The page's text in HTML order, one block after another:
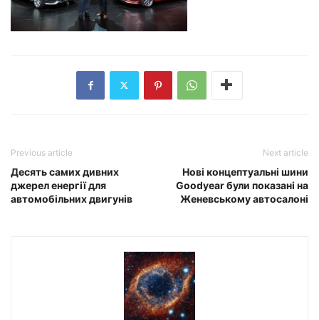
Previous article
Десять самих дивних
джерел енергії для
автомобільних двигунів
Next article
Нові концептуальні шини
Goodyear були показані на
Женевському автосалоні